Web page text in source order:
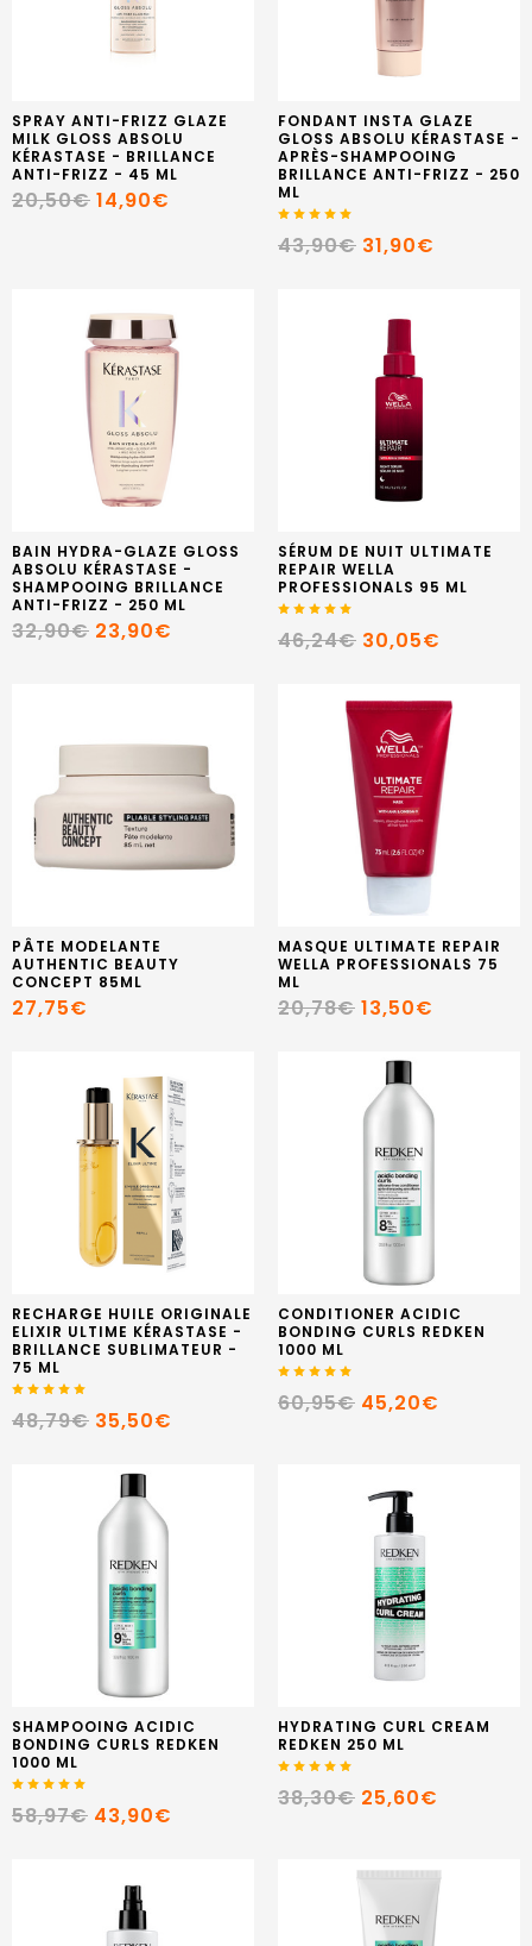
SPRAY ANTI-FRIZZ GLAZE
MILK GLOSS ABSOLU
KÉRASTASE - BRILLANCE
ANTI-FRIZZ - 45 ML
20,50€ 14,90€
FONDANT INSTA GLAZE
GLOSS ABSOLU KÉRASTASE -
APRÈS-SHAMPOOING
BRILLANCE ANTI-FRIZZ - 250
ML
43,90€ 31,90€
BAIN HYDRA-GLAZE GLOSS
ABSOLU KÉRASTASE -
SHAMPOOING BRILLANCE
ANTI-FRIZZ - 250 ML
32,90€ 23,90€
SÉRUM DE NUIT ULTIMATE
REPAIR WELLA
PROFESSIONALS 95 ML
46,24€ 30,05€
PÂTE MODELANTE
AUTHENTIC BEAUTY
CONCEPT 85ML
27,75€
MASQUE ULTIMATE REPAIR
WELLA PROFESSIONALS 75
ML
20,78€ 13,50€
RECHARGE HUILE ORIGINALE
ELIXIR ULTIME KÉRASTASE -
BRILLANCE SUBLIMATEUR -
75 ML
48,79€ 35,50€
CONDITIONER ACIDIC
BONDING CURLS REDKEN
1000 ML
60,95€ 45,20€
SHAMPOOING ACIDIC
BONDING CURLS REDKEN
1000 ML
58,97€ 43,90€
HYDRATING CURL CREAM
REDKEN 250 ML
38,30€ 25,60€